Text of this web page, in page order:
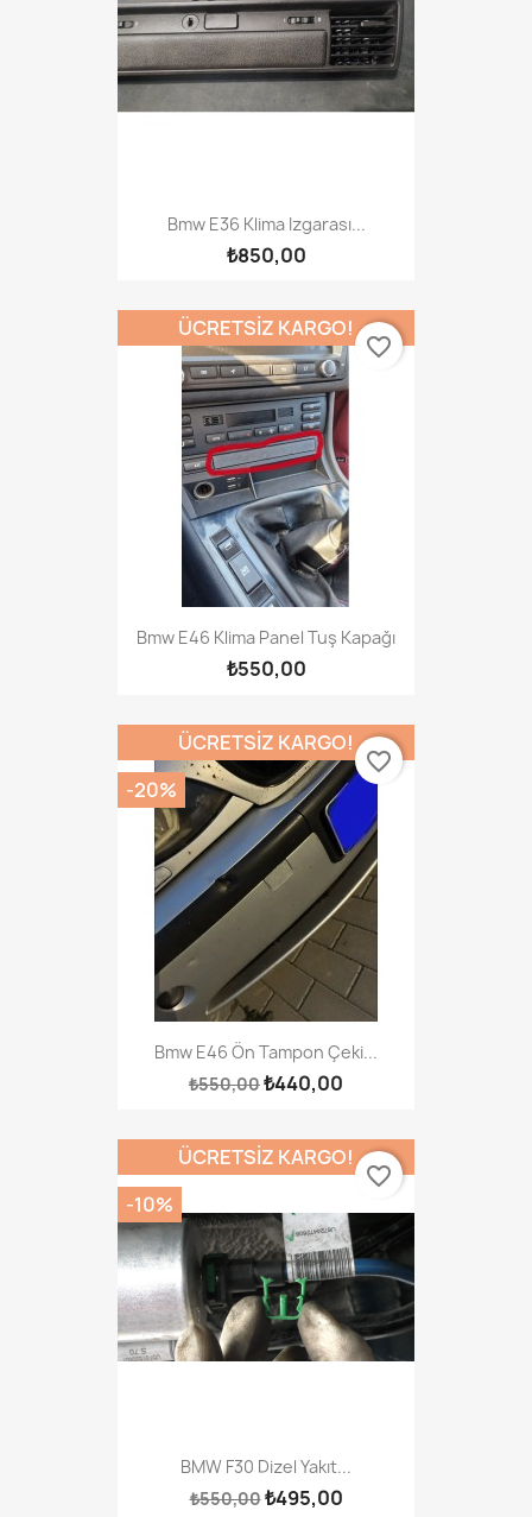
Bmw E36 Klima Izgarası...
₺850,00
Bmw E46 Klima Panel Tuş Kapağı
₺550,00
ÜCRETSIZ KARGO!
favorite_border
Bmw E46 Ön Tampon Çeki...
₺550,00₺440,00
ÜCRETSIZ KARGO!
-20%
favorite_border
BMW F30 Dizel Yakıt...
₺550,00₺495,00
ÜCRETSIZ KARGO!
-10%
favorite_border